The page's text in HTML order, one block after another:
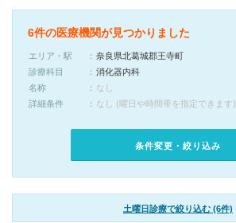
6件の医療機関が見つかりました
エリア・駅
奈良県北葛城郡王寺町
診療科目
消化器内科
名称
なし
詳細条件
なし (曜日や時間帯を指定できます)
条件変更・絞り込み
土曜日診療で絞り込む (6件)